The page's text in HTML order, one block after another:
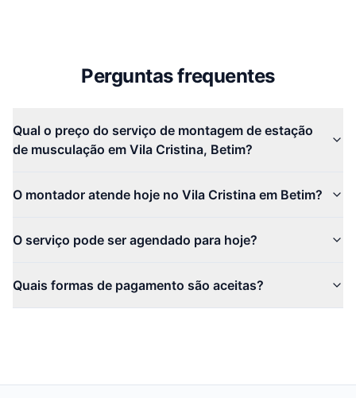
Perguntas frequentes
Qual o preço do serviço de montagem de estação
de musculação em Vila Cristina, Betim?
O montador atende hoje no Vila Cristina em Betim?
O serviço pode ser agendado para hoje?
Quais formas de pagamento são aceitas?